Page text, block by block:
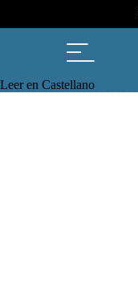
Leer en Castellano